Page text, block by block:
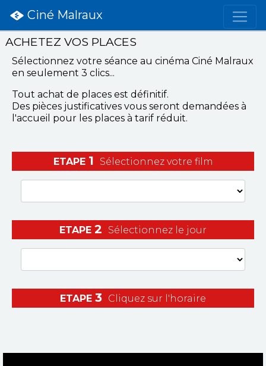
Ciné Malraux
ACHETEZ VOS PLACES
Sélectionnez votre séance au cinéma Ciné Malraux
en seulement 3 clics...
Tout achat de places est définitif.
Des pièces justificatives vous seront demandées à
l'accueil pour les places à tarif réduit.
ETAPE 1 Sélectionnez votre film
ETAPE 2 Sélectionnez le jour
ETAPE 3 Cliquez sur l'horaire